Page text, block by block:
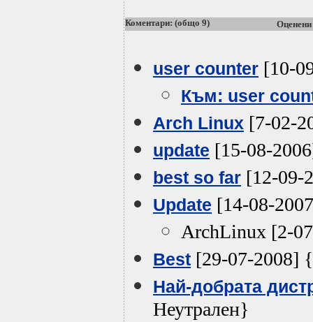
Коментари: (общо 9) Оценени
user counter [10-
Към: user
Arch Linux [7-02-
update [15-08-
best so far [12-09-
Update [14-08-
ArchLinux [2-
Best [29-07-2008]
Най-добрата
Неутрален}